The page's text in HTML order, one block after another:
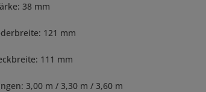
38 mm
121 mm
111 mm
3,00 m / 3,30 m / 3,60 m